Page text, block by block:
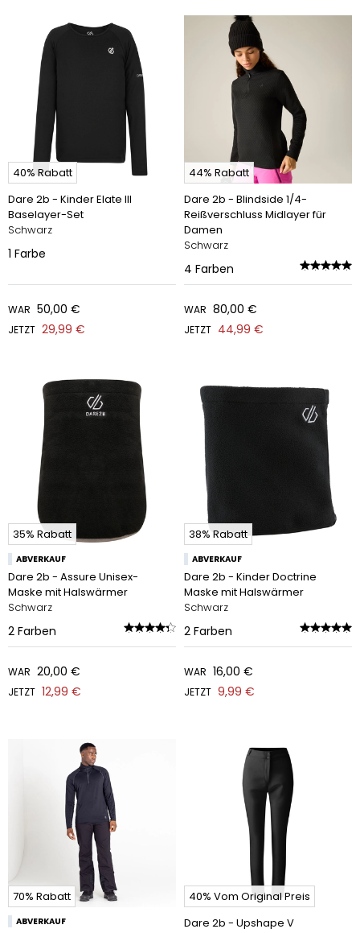
40% Rabatt
Dare 2b - Kinder Elate III
Baselayer-Set
Schwarz
1 Farbe
WAR 50,00 €
JETZT 29,99 €
44% Rabatt
Dare 2b - Blindside 1/4-
Reißverschluss Midlayer für
Damen
Schwarz
4 Farben
WAR 80,00 €
JETZT 44,99 €
35% Rabatt
ABVERKAUF
Dare 2b - Assure Unisex-
Maske mit Halswärmer
Schwarz
2 Farben
WAR 20,00 €
JETZT 12,99 €
38% Rabatt
ABVERKAUF
Dare 2b - Kinder Doctrine
Maske mit Halswärmer
Schwarz
2 Farben
WAR 16,00 €
JETZT 9,99 €
70% Rabatt
ABVERKAUF
40% Vom Original Preis
Dare 2b - Upshape V